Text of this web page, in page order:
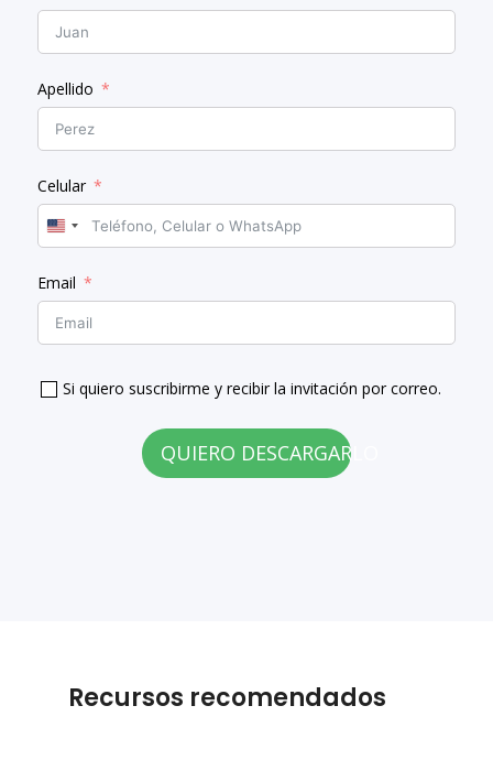
Apellido
Celular
U
i
t
e
S
Email
Si quiero suscribirme y recibir la invitación por correo.
QUIERO DESCARGARLO
Recursos recomendados